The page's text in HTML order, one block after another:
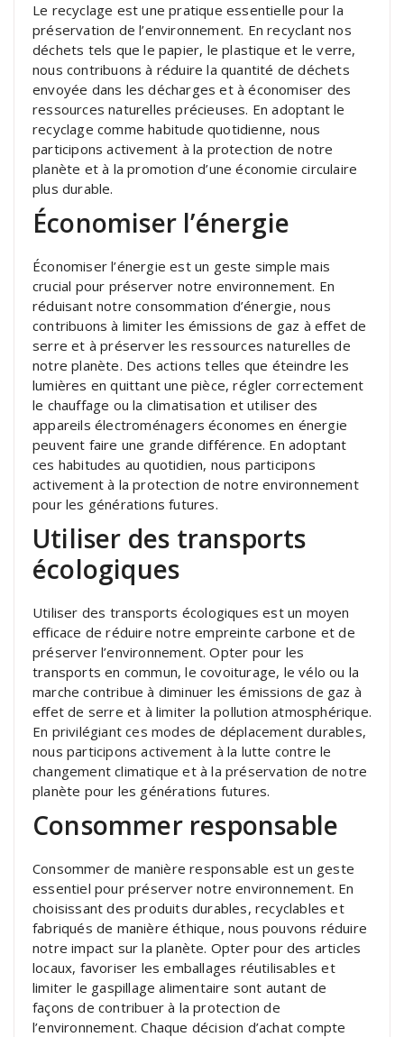
Le recyclage est une pratique essentielle pour la
préservation de l’environnement. En recyclant nos
déchets tels que le papier, le plastique et le verre,
nous contribuons à réduire la quantité de déchets
envoyée dans les décharges et à économiser des
ressources naturelles précieuses. En adoptant le
recyclage comme habitude quotidienne, nous
participons activement à la protection de notre
planète et à la promotion d’une économie circulaire
plus durable.
Économiser l’énergie
Économiser l’énergie est un geste simple mais
crucial pour préserver notre environnement. En
réduisant notre consommation d’énergie, nous
contribuons à limiter les émissions de gaz à effet de
serre et à préserver les ressources naturelles de
notre planète. Des actions telles que éteindre les
lumières en quittant une pièce, régler correctement
le chauffage ou la climatisation et utiliser des
appareils électroménagers économes en énergie
peuvent faire une grande différence. En adoptant
ces habitudes au quotidien, nous participons
activement à la protection de notre environnement
pour les générations futures.
Utiliser des transports
écologiques
Utiliser des transports écologiques est un moyen
efficace de réduire notre empreinte carbone et de
préserver l’environnement. Opter pour les
transports en commun, le covoiturage, le vélo ou la
marche contribue à diminuer les émissions de gaz à
effet de serre et à limiter la pollution atmosphérique.
En privilégiant ces modes de déplacement durables,
nous participons activement à la lutte contre le
changement climatique et à la préservation de notre
planète pour les générations futures.
Consommer responsable
Consommer de manière responsable est un geste
essentiel pour préserver notre environnement. En
choisissant des produits durables, recyclables et
fabriqués de manière éthique, nous pouvons réduire
notre impact sur la planète. Opter pour des articles
locaux, favoriser les emballages réutilisables et
limiter le gaspillage alimentaire sont autant de
façons de contribuer à la protection de
l’environnement. Chaque décision d’achat compte